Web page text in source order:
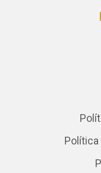
Política